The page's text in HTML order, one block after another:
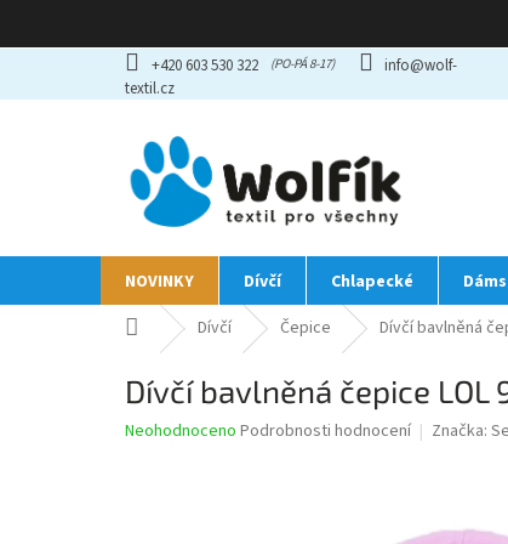
obsah
+420 603 530 322
info@wolf-
textil.cz
NOVINKY Dívčí Chlapecké
Domů Dívčí Čepice Dívčí bavlněná
Dívčí bavlněná čepice LOL
Průměrné
Neohodnoceno Podrobnosti hodnocení Značka: